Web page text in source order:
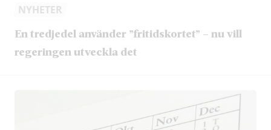
NYHETER
En tredjedel använder ”fritidskortet” – nu vill
regeringen utveckla det